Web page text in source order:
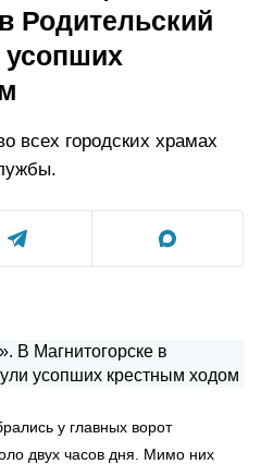
Родительский
всех городских храмах
у главных ворот
двух часов дня. Мимо них